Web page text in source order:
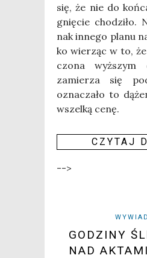
się, że nie do
gnię­cie cho­dzi­ło.
nak inne­go pla­nu
ko wie­rząc w to,
czo­na
zamie­rza się
ozna­cza­ło to
wszel­ką cenę.
CZY­TAJ
-->
GODZINY
NAD